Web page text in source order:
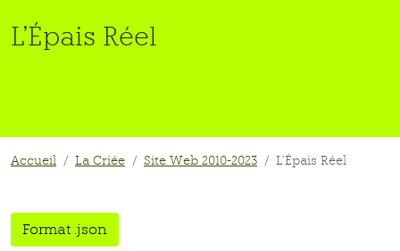
L’Épais Réel
Accueil La Criée Site Web 2010-2023 L’Épais Réel
Format .json